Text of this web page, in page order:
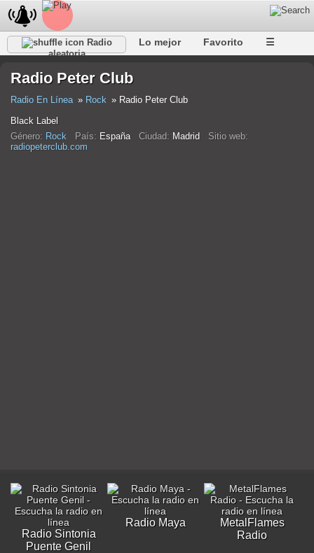
Radio
aleatoria
Lo mejor Favorito ☰
Radio Peter Club
Radio En Línea Rock
Radio Peter Club
Black Label
Género: Rock País: España Ciudad: Madrid Sitio web:
radiopeterclub.com
Radio Sintonia
Puente Genil
Radio Maya
MetalFlames
Radio